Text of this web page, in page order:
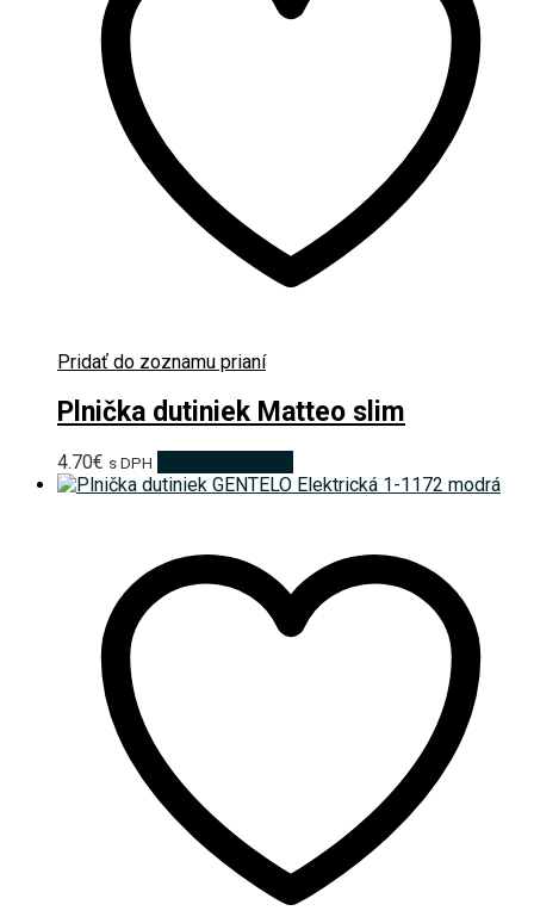
Pridať do zoznamu prianí
Plnička dutiniek Matteo slim
4.70€ s DPH